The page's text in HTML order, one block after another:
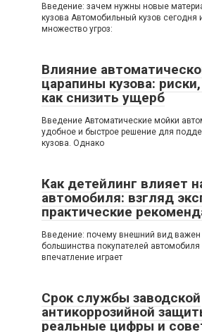
Введение: зачем нужны новые
кузова Автомобильный кузов сегодня
множество угроз:
Влияние
царапины кузова:
как снизить ущерб
Введение Автоматические мойки
удобное и быстрое решение для
кузова. Однако
Как детейлинг влияет
автомобиля: взгляд
практические
Введение: почему внешний вид
большинства покупателей автомобиля
впечатление играет
Срок службы заводской
антикоррозийной
реальные цифры и